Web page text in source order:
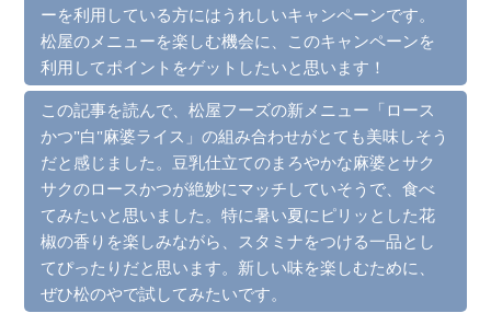
ーを利用している方にはうれしいキャンペーンです。
松屋のメニューを楽しむ機会に、このキャンペーンを
利用してポイントをゲットしたいと思います！
この記事を読んで、松屋フーズの新メニュー「ロース
かつ"白"麻婆ライス」の組み合わせがとても美味しそう
だと感じました。豆乳仕立てのまろやかな麻婆とサク
サクのロースかつが絶妙にマッチしていそうで、食べ
てみたいと思いました。特に暑い夏にピリッとした花
椒の香りを楽しみながら、スタミナをつける一品とし
てぴったりだと思います。新しい味を楽しむために、
ぜひ松のやで試してみたいです。